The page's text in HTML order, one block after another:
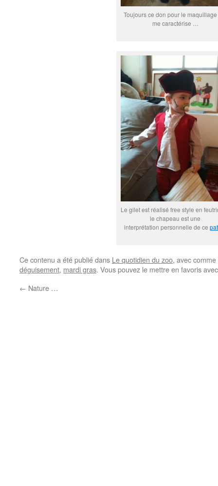
Toujours ce don pour le
me caractérise …
Le gilet est réalisé free style en
le chapeau est une
interprétation personnelle de ce
Ce contenu a été publié dans Le quotidien du zoo, avec
déguisement, mardi gras. Vous pouvez le mettre en favoris
← Nature …